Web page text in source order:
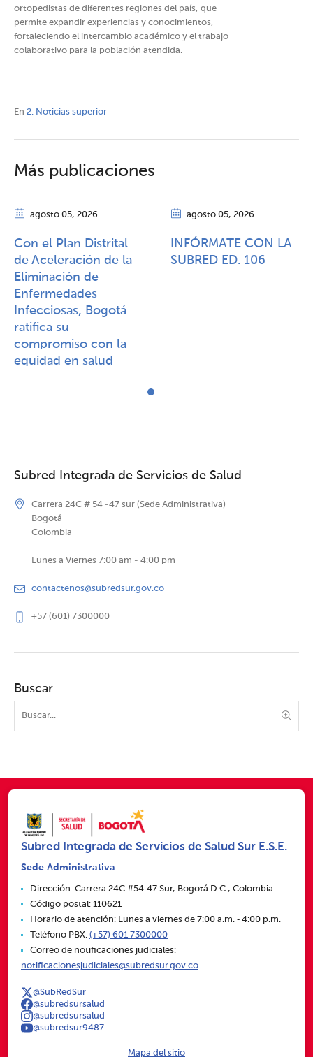
ortopedistas de diferentes regiones del país, que
permite expandir experiencias y conocimientos,
fortaleciendo el intercambio académico y el trabajo
colaborativo para la población atendida.
En 2. Noticias superior
Más publicaciones
agosto 05, 2026
Con el Plan Distrital
de Aceleración de la
Eliminación de
Enfermedades
Infecciosas, Bogotá
ratifica su
compromiso con la
equidad en salud
agosto 05, 2026
INFÓRMATE CON LA
SUBRED ED. 106
Subred Integrada de Servicios de Salud
Carrera 24C # 54 -47 sur (Sede Administrativa)
Bogotá
Colombia
Lunes a Viernes 7:00 am - 4:00 pm
contactenos@subredsur.gov.co
+57 (601) 7300000
Buscar
Subred Integrada de Servicios de Salud Sur E.S.E.
Sede Administrativa
Dirección: Carrera 24C #54‑47 Sur, Bogotá D.C., Colombia
Código postal: 110621
Horario de atención: Lunes a viernes de 7:00 a.m. ‑ 4:00 p.m.
Teléfono PBX: (+57) 601 7300000
Correo de notificaciones judiciales:
notificacionesjudiciales@subredsur.gov.co
@SubRedSur
@subredsursalud
@subredsursalud
@subredsur9487
Mapa del sitio